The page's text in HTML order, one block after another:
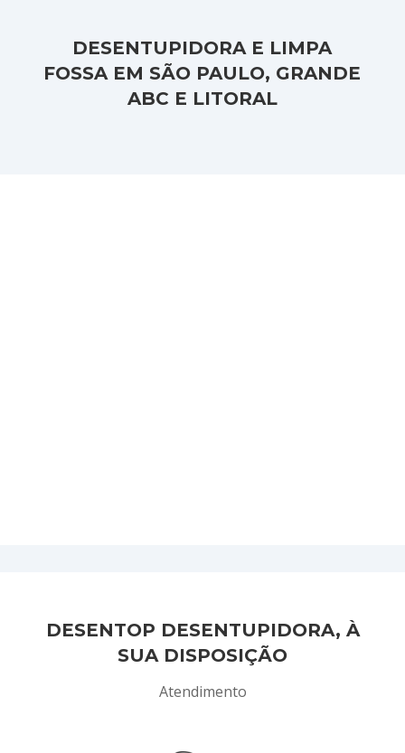
DESENTUPIDORA E LIMPA
FOSSA EM SÃO PAULO, GRANDE
ABC E LITORAL
DESENTOP DESENTUPIDORA, À
SUA DISPOSIÇÃO
Atendimento